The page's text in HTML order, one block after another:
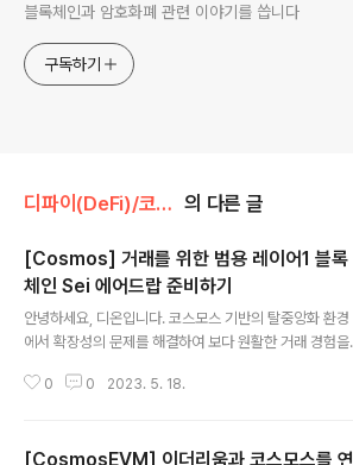
블록체인과 암호화폐 관련 이야기를 씁니다
구독하기
디파이(DeFi)/코스모스(Cosmos) 의 다른 글
[Cosmos] 거래를 위한 범용 레이어1 블록
체인 Sei 에어드랍 준비하기
안녕하세요, 디온입니다. 코스모스 기반의 탈중앙화 환경
에서 확장성의 문제를 해결하여 보다 원활한 거래 경험을
etwork의 메인넷이 곧 출시될 예정입니다. Sei Networ
테스트넷 밸리데이터 및 참여자들을 대상으로 총 공급량의
0 0 2023. 5. 18.
[CosmosEVM] 이더리움과 코스모스를 연